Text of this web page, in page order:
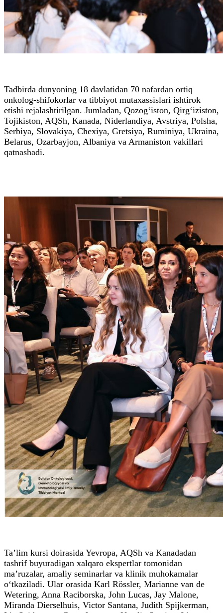
Tadbirda dunyoning 18 davlatidan 70 nafardan ortiq
onkolog-shifokorlar va tibbiyot mutaxassislari ishtirok
etishi rejalashtirilgan. Jumladan, Qozog‘iston, Qirg‘iziston,
Tojikiston, AQSh, Kanada, Niderlandiya, Avstriya, Polsha,
Serbiya, Slovakiya, Chexiya, Gretsiya, Ruminiya, Ukraina,
Belarus, Ozarbayjon, Albaniya va Armaniston vakillari
qatnashadi.
Ta’lim kursi doirasida Yevropa, AQSh va Kanadadan
tashrif buyuradigan xalqaro ekspertlar tomonidan
ma’ruzalar, amaliy seminarlar va klinik muhokamalar
o‘tkaziladi. Ular orasida Karl Rössler, Marianne van de
Wetering, Anna Raciborska, John Lucas, Jay Malone,
Miranda Dierselhuis, Victor Santana, Judith Spijkerman,